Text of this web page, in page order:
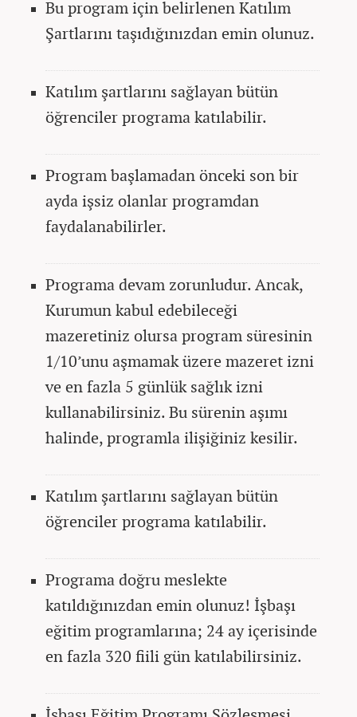
Bu program için belirlenen Katılım
Şartlarını taşıdığınızdan emin olunuz.
Katılım şartlarını sağlayan bütün
öğrenciler programa katılabilir.
Program başlamadan önceki son bir
ayda işsiz olanlar programdan
faydalanabilirler.
Programa devam zorunludur. Ancak,
Kurumun kabul edebileceği
mazeretiniz olursa program süresinin
1/10’unu aşmamak üzere mazeret izni
ve en fazla 5 günlük sağlık izni
kullanabilirsiniz. Bu sürenin aşımı
halinde, programla ilişiğiniz kesilir.
Katılım şartlarını sağlayan bütün
öğrenciler programa katılabilir.
Programa doğru meslekte
katıldığınızdan emin olunuz! İşbaşı
eğitim programlarına; 24 ay içerisinde
en fazla 320 fiili gün katılabilirsiniz.